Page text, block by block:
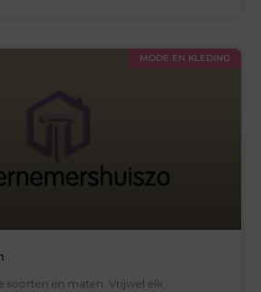
MODE EN KLEDING
soorten en maten. Vrijwel elk